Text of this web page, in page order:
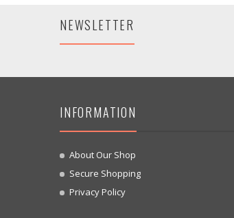
NEWSLETTER
INFORMATION
About Our Shop
Secure Shopping
Privacy Policy